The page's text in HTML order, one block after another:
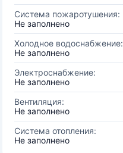
Система пожаротушения:
Не заполнено
Холодное водоснабжение:
Не заполнено
Электроснабжение:
Не заполнено
Вентиляция:
Не заполнено
Система отопления:
Не заполнено